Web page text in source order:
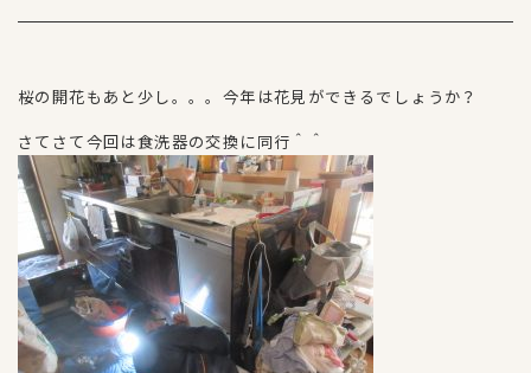
桜の開花もあと少し。。。今年は花見ができるでしょうか？
さてさて今回は食洗器の交換に同行＾＾